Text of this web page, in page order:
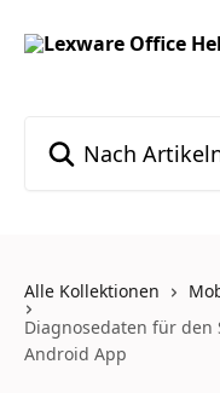
Alle Kollektionen
Diagnosedaten für
Android App